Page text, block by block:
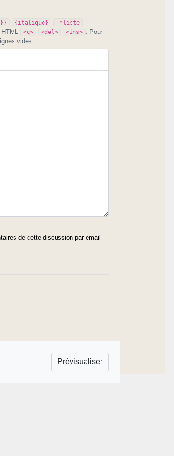
{italique}
-*liste
<q> <del> <ins>
. Pour
vides.
de cette discussion par email